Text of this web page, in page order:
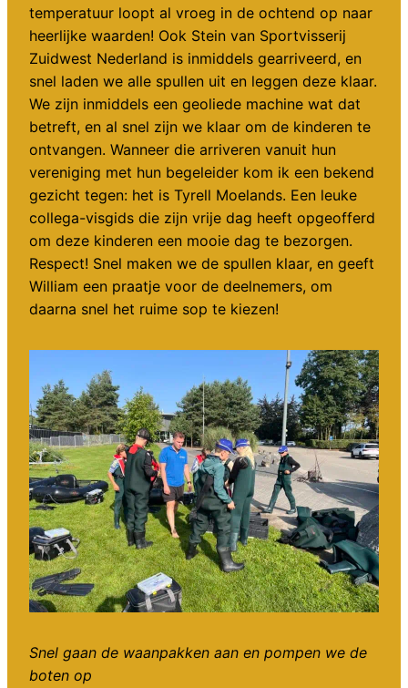
temperatuur loopt al vroeg in de ochtend op naar
heerlijke waarden! Ook Stein van Sportvisserij
Zuidwest Nederland is inmiddels gearriveerd, en
snel laden we alle spullen uit en leggen deze klaar.
We zijn inmiddels een geoliede machine wat dat
betreft, en al snel zijn we klaar om de kinderen te
ontvangen. Wanneer die arriveren vanuit hun
vereniging met hun begeleider kom ik een bekend
gezicht tegen: het is Tyrell Moelands. Een leuke
collega-visgids die zijn vrije dag heeft opgeofferd
om deze kinderen een mooie dag te bezorgen.
Respect! Snel maken we de spullen klaar, en geeft
William een praatje voor de deelnemers, om
daarna snel het ruime sop te kiezen!
Snel gaan de waanpakken aan en pompen we de
boten op